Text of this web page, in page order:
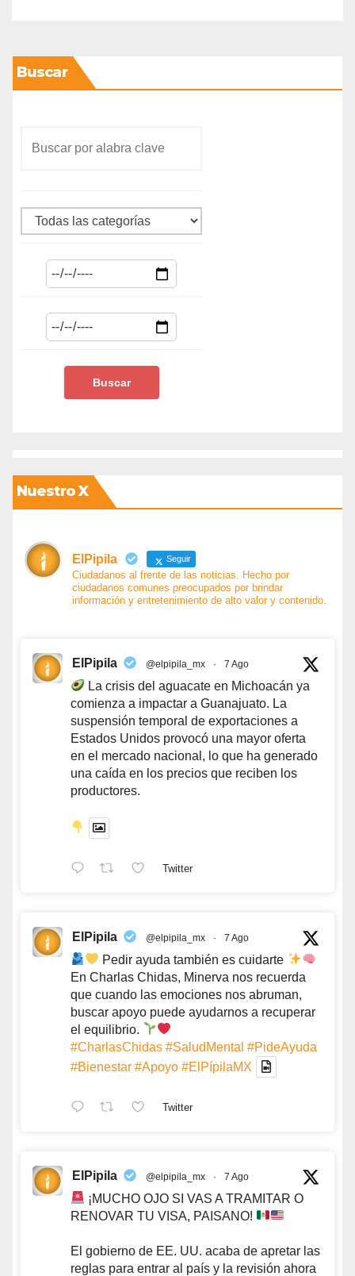
Buscar
Nuestro X
ElPipila Seguir
Ciudadanos al frente de las noticias. Hecho por
ciudadanos comunes preocupados por brindar
información y entretenimiento de alto valor y contenido.
ElPipila @elpipila_mx · 7 Ago
La crisis del aguacate en Michoacán ya
comienza a impactar a Guanajuato. La
suspensión temporal de exportaciones a
Estados Unidos provocó una mayor oferta
en el mercado nacional, lo que ha generado
una caída en los precios que reciben los
productores.
Twitter
ElPipila @elpipila_mx · 7 Ago
Pedir ayuda también es cuidarte
En Charlas Chidas, Minerva nos recuerda
que cuando las emociones nos abruman,
buscar apoyo puede ayudarnos a recuperar
el equilibrio.
#CharlasChidas #SaludMental #PideAyuda
#Bienestar #Apoyo #ElPípilaMX
Twitter
ElPipila @elpipila_mx · 7 Ago
¡MUCHO OJO SI VAS A TRAMITAR O
RENOVAR TU VISA, PAISANO!
El gobierno de EE. UU. acaba de apretar las
reglas para entrar al país y la revisión ahora